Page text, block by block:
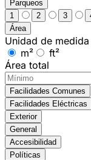
Parqueos
1
2 3
Área
Unidad de medida
m²
ft²
Área total
Facilidades Comunes
Facilidades Eléctricas
Exterior
General
Accesibilidad
Políticas